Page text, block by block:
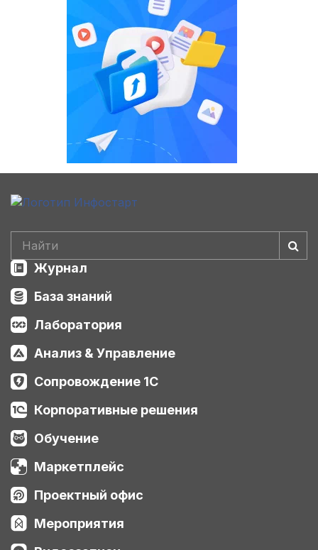
Журнал
База знаний
Лаборатория
Анализ & Управление
Сопровождение 1С
Корпоративные решения
Обучение
Маркетплейс
Проектный офис
Мероприятия